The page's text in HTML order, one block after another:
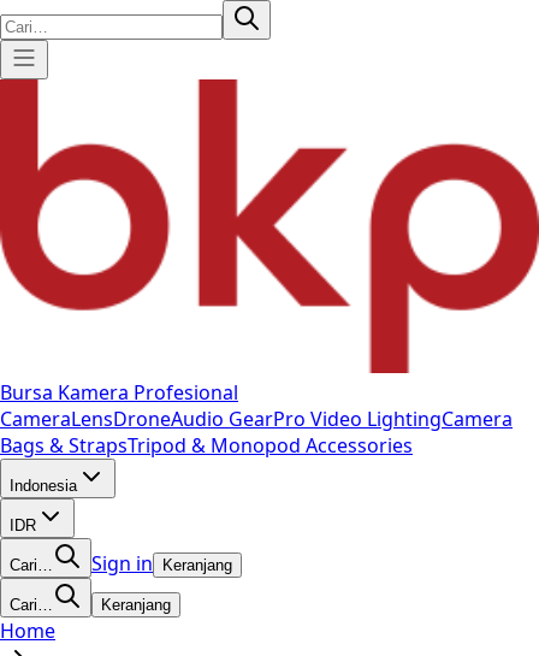
Bursa Kamera Profesional
CameraLensDroneAudio GearPro Video LightingCamera
Bags & StrapsTripod & Monopod Accessories
Indonesia
IDR
Cari… Sign in Keranjang
Cari… Keranjang
Home